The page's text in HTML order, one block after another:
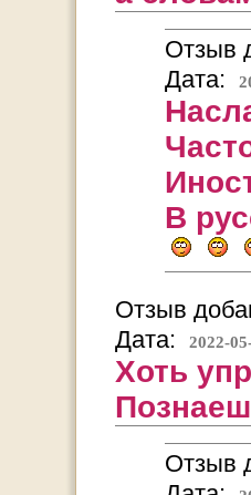
Отзыв
Дата:
В
Отзыв
Дата:
2022-
Хоть
Отзыв